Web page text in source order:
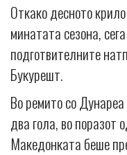
Откако десното
минатата сезона,
подготвителните
Букурешт.
Во ремито со
два гола, во
Македонката беше